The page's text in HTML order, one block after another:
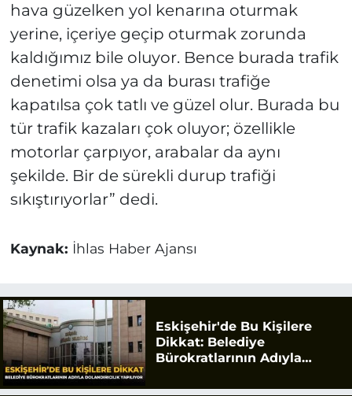
hava güzelken yol kenarına oturmak
yerine, içeriye geçip oturmak zorunda
kaldığımız bile oluyor. Bence burada trafik
denetimi olsa ya da burası trafiğe
kapatılsa çok tatlı ve güzel olur. Burada bu
tür trafik kazaları çok oluyor; özellikle
motorlar çarpıyor, arabalar da aynı
şekilde. Bir de sürekli durup trafiği
sıkıştırıyorlar” dedi.
Kaynak: İhlas Haber Ajansı
Eskişehir'de Bu Kişilere
Dikkat: Belediye
Bürokratlarının Adıyla